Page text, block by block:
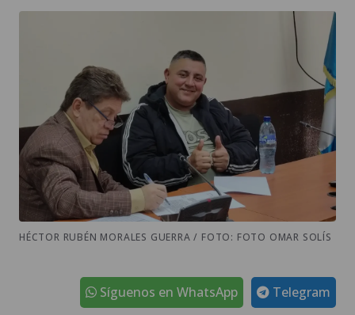
HÉCTOR RUBÉN MORALES GUERRA / FOTO: FOTO OMAR SOLÍS
Telegram
Síguenos en WhatsApp